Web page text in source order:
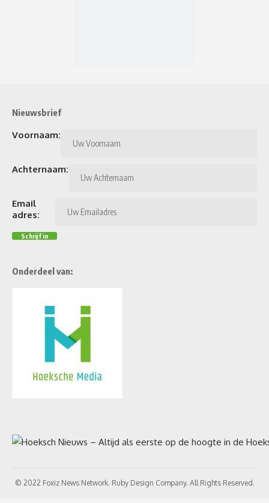
Nieuwsbrief
Voornaam:
Achternaam:
Email
adres:
Onderdeel van:
© 2022 Foxiz News Network. Ruby Design Company. All Rights Reserved.